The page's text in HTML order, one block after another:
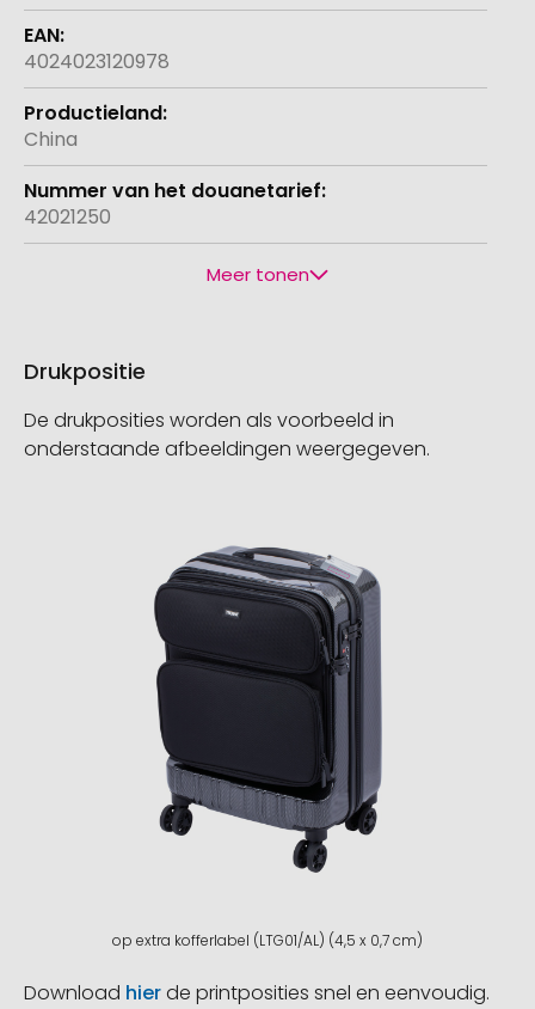
4024023120978
China
42021250
Meer tonen
Drukpositie
De drukposities worden als voorbeeld in
onderstaande afbeeldingen weergegeven.
op extra kofferlabel (LTG01/AL) (4,5 x 0,7 cm)
Download hierde printposities snel en eenvoudig.